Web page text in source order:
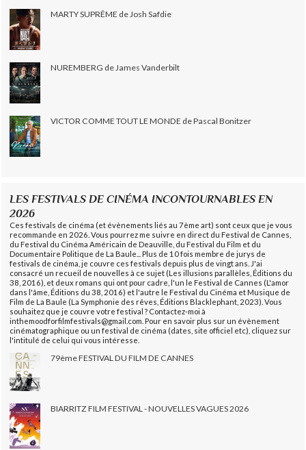
MARTY SUPRÊME de Josh Safdie
NUREMBERG de James Vanderbilt
VICTOR COMME TOUT LE MONDE de Pascal Bonitzer
LES FESTIVALS DE CINÉMA INCONTOURNABLES EN
2026
Ces festivals de cinéma (et évènements liés au 7ème art) sont ceux que je vous
recommande en 2026. Vous pourrez me suivre en direct du Festival de Cannes,
du Festival du Cinéma Américain de Deauville, du Festival du Film et du
Documentaire Politique de La Baule... Plus de 10 fois membre de jurys de
festivals de cinéma, je couvre ces festivals depuis plus de vingt ans. J'ai
consacré un recueil de nouvelles à ce sujet (Les illusions parallèles, Éditions du
38, 2016), et deux romans qui ont pour cadre, l'un le Festival de Cannes (L'amor
dans l'âme, Éditions du 38, 2016) et l'autre le Festival du Cinéma et Musique de
Film de La Baule (La Symphonie des rêves, Éditions Blacklephant, 2023). Vous
souhaitez que je couvre votre festival ? Contactez-moi à
inthemoodforfilmfestivals@gmail.com. Pour en savoir plus sur un évènement
cinématographique ou un festival de cinéma (dates, site officiel etc), cliquez sur
l'intitulé de celui qui vous intéresse.
79ème FESTIVAL DU FILM DE CANNES
BIARRITZ FILM FESTIVAL - NOUVELLES VAGUES 2026